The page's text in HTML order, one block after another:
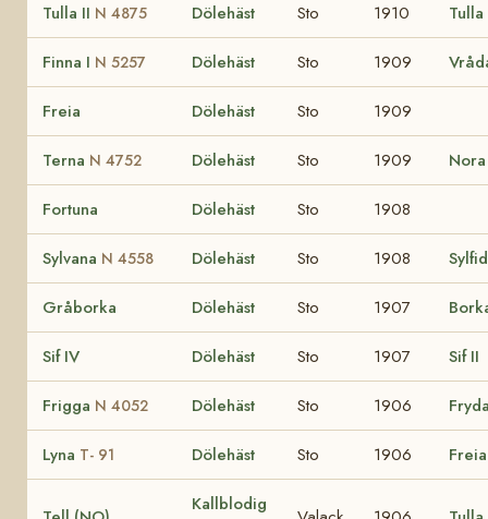
Tulla II N 4875 Dölehäst Sto 1910 Tulla
Finna I N 5257 Dölehäst Sto 1909
Freia Dölehäst Sto 1909
Terna N 4752 Dölehäst Sto 1909
Fortuna Dölehäst Sto 1908
Sylvana N 4558 Dölehäst Sto 1908
Gråborka Dölehäst Sto 1907
Sif IV Dölehäst Sto 1907 Sif II
Frigga N 4052 Dölehäst Sto 1906
Lyna T- 91 Dölehäst Sto 1906 Freia
Kallblodig